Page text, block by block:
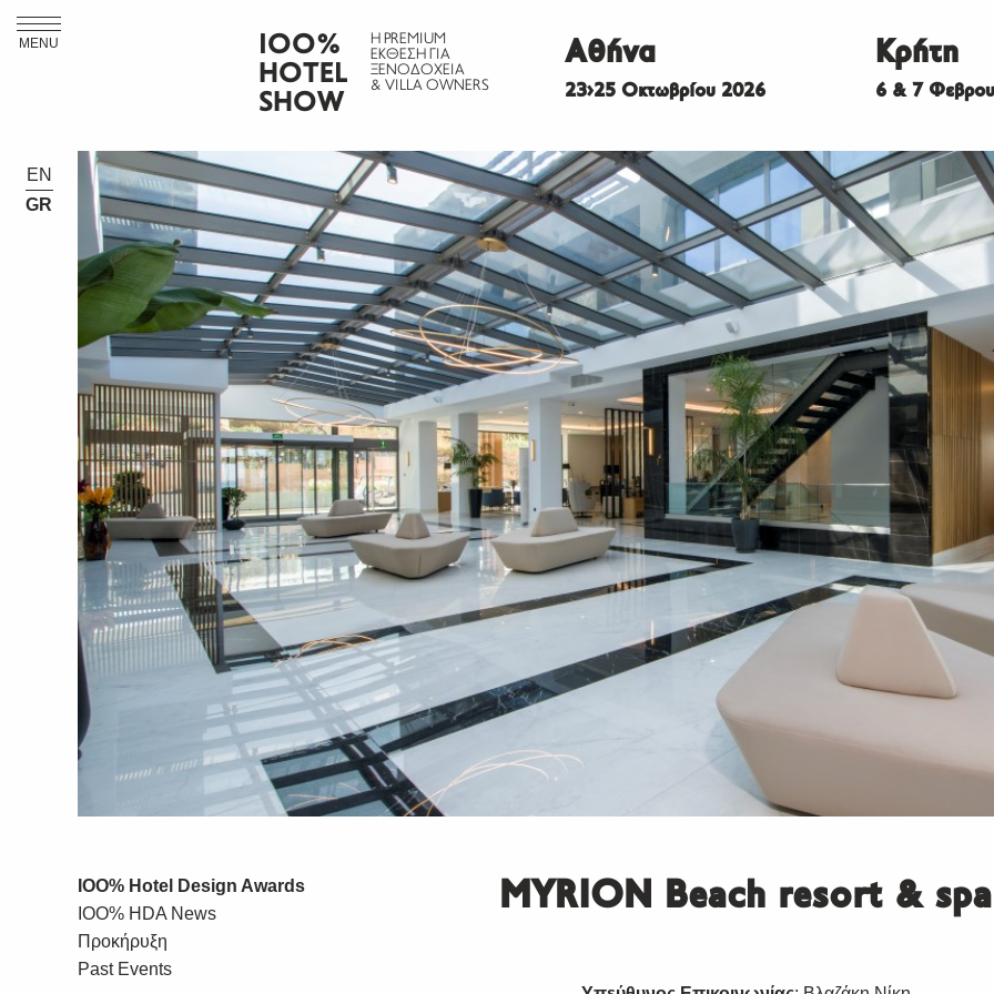
MENU
ΙΟΟ%
HOTEL
SHOW
Η PREMIUM
ΕΚΘΕΣΗ ΓΙΑ
ΞΕΝΟΔΟΧΕΙΑ
& VILLA OWNERS
Αθήνα
23>25 Οκτωβρίου 2026
Κρήτη
6 & 7
EN
GR
IOO% Hotel Design Awards
IOO% HDA News
Προκήρυξη
Past Events
MYRION Beach resort & spa